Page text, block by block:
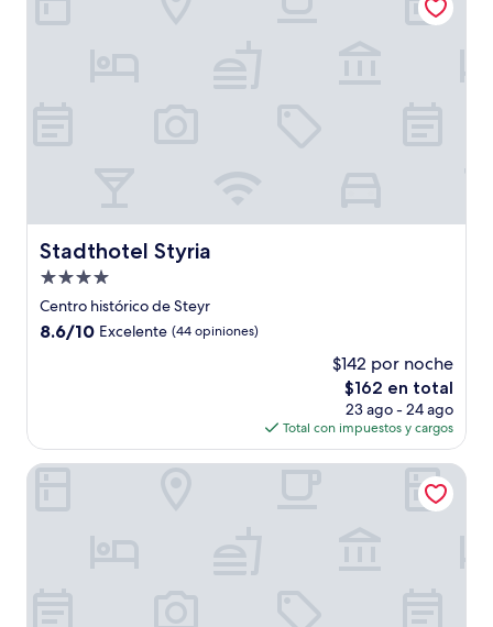
Stadthotel Styria
Stadthotel Styria
Propiedad
de
4.0
Centro histórico de Steyr
8.6
8.6/10 Excelente (44 opiniones)
$142 por noche
El
precio
actual
es
de
$162 en total
23 ago - 24 ago
Total con impuestos y cargos
Hotel Vitus Steyr